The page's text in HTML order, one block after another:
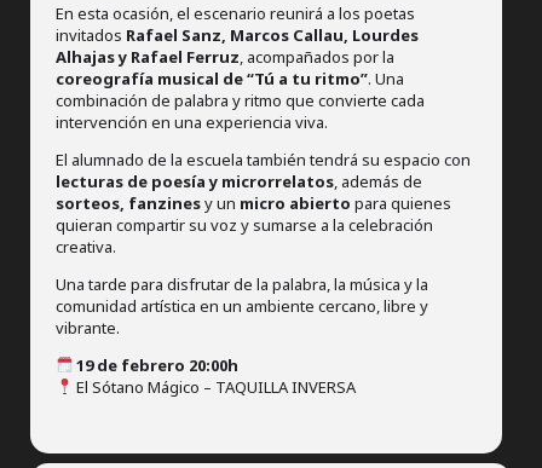
En esta ocasión, el escenario reunirá a los poetas
invitados Rafael Sanz, Marcos Callau, Lourdes
Alhajas y Rafael Ferruz, acompañados por la
coreografía musical de “Tú a tu ritmo”. Una
combinación de palabra y ritmo que convierte cada
intervención en una experiencia viva.
El alumnado de la escuela también tendrá su espacio con
lecturas de poesía y microrrelatos, además de
sorteos, fanzinesy un micro abierto para quienes
quieran compartir su voz y sumarse a la celebración
creativa.
Una tarde para disfrutar de la palabra, la música y la
comunidad artística en un ambiente cercano, libre y
vibrante.
19 de febrero 20:00h
El Sótano Mágico – TAQUILLA INVERSA